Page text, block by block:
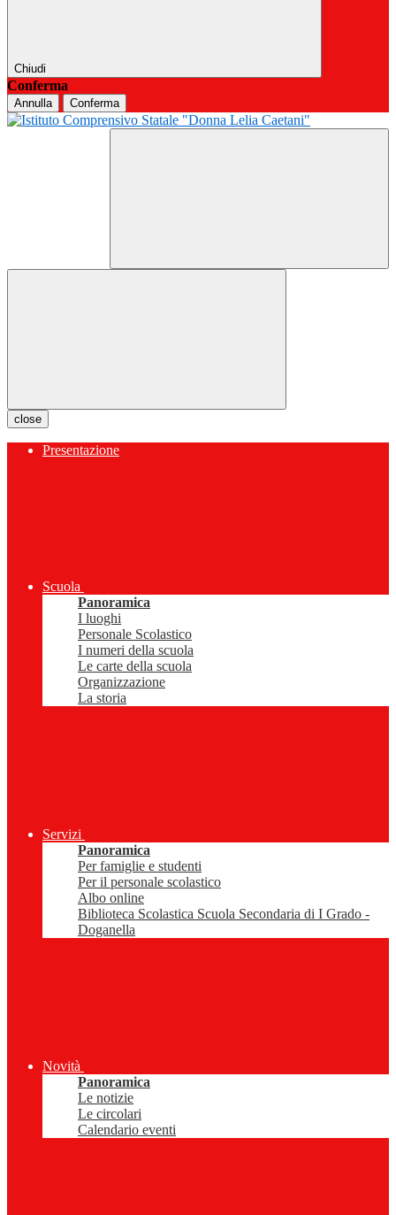
Chiudi
Conferma
Annulla Conferma
close
Presentazione
Scuola
Panoramica
I luoghi
Personale Scolastico
I numeri della scuola
Le carte della scuola
Organizzazione
La storia
Servizi
Panoramica
Per famiglie e studenti
Per il personale scolastico
Albo online
Biblioteca Scolastica Scuola Secondaria di I Grado -
Doganella
Novità
Panoramica
Le notizie
Le circolari
Calendario eventi